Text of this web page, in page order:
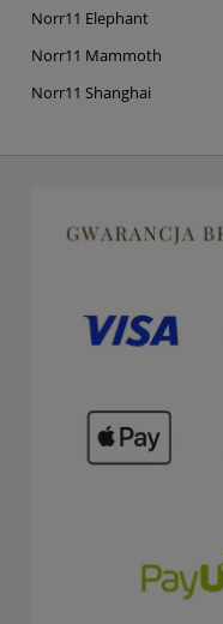
Norr11 Elephant
Norr11 Mammoth
Norr11 Shanghai